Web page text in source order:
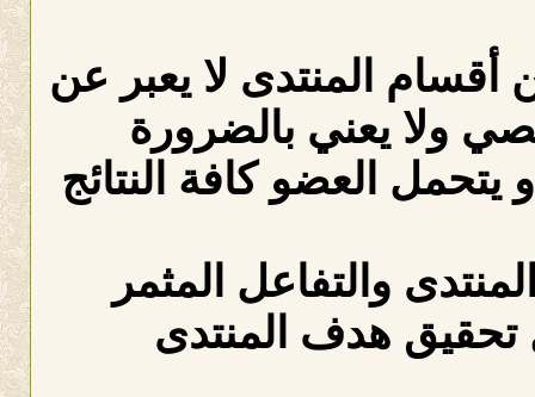
المنتدى لا يعبر عن
ولا يعني بالضرورة
العضو كافة النتائج
والتفاعل المثمر
هدف المنتدى